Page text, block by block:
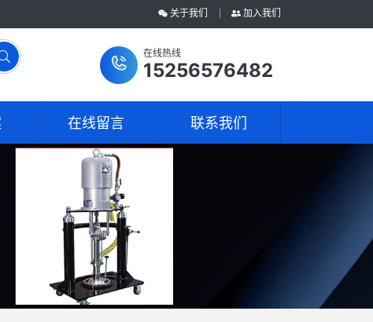
关于我们 加入我们
在线热线
15256576482
在线留言 联系我们